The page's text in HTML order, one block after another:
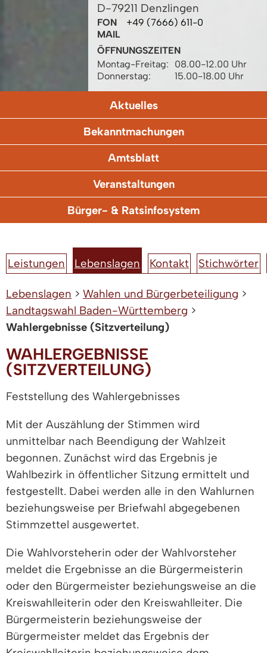
D-79211 Denzlingen
FON
+49 (7666) 611-0
MAIL
ÖFFNUNGSZEITEN
Montag-Freitag:
08.00-12.00 Uhr
Donnerstag:
15.00-18.00 Uhr
Aktuelles
Bekanntmachungen
Amtsblatt
Veranstaltungen
Bürger- & Ratsinfosystem
Leistungen Lebenslagen Kontakt Stichwörter
Lebenslagen > Wahlen und Bürgerbeteiligung >
Landtagswahl Baden-Württemberg >
Wahlergebnisse (Sitzverteilung)
WAHLERGEBNISSE
(SITZVERTEILUNG)
Feststellung des Wahlergebnisses
Mit der Auszählung der Stimmen wird
unmittelbar nach Beendigung der Wahlzeit
begonnen. Zunächst wird das Ergebnis je
Wahlbezirk in öffentlicher Sitzung ermittelt und
festgestellt. Dabei werden alle in den Wahlurnen
beziehungsweise per Briefwahl abgegebenen
Stimmzettel ausgewertet.
Die Wahlvorsteherin oder der Wahlvorsteher
meldet die Ergebnisse an die Bürgermeisterin
oder den Bürgermeister beziehungsweise an die
Kreiswahlleiterin oder den Kreiswahlleiter. Die
Bürgermeisterin beziehungsweise der
Bürgermeister meldet das Ergebnis der